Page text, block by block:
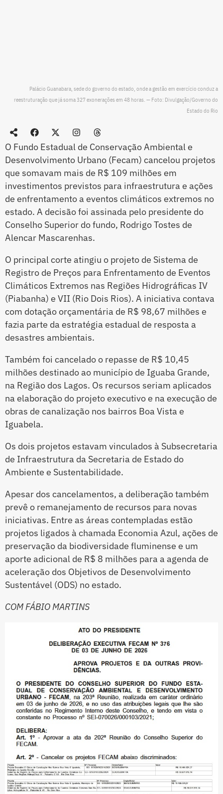
Palácio Guanabara, sede do governo do estado, onde a gestão em exercício conduz a
reestruturação que já soma 327 exonerações em 48 horas. — Foto: Divulgação/Governo do
Estado do Rio
O Fundo Estadual de Conservação Ambiental e
Desenvolvimento Urbano (Fecam) cancelou projetos
que somavam mais de R$ 109 milhões em
investimentos previstos para infraestrutura e ações
de enfrentamento a eventos climáticos extremos no
estado. A decisão foi assinada pelo presidente do
Conselho Superior do fundo, Rodrigo Tostes de
Alencar Mascarenhas.
O principal corte atingiu o projeto de Sistema de
Registro de Preços para Enfrentamento de Eventos
Climáticos Extremos nas Regiões Hidrográficas IV
(Piabanha) e VII (Rio Dois Rios). A iniciativa contava
com dotação orçamentária de R$ 98,67 milhões e
fazia parte da estratégia estadual de resposta a
desastres ambientais.
Também foi cancelado o repasse de R$ 10,45
milhões destinado ao município de Iguaba Grande,
na Região dos Lagos. Os recursos seriam aplicados
na elaboração do projeto executivo e na execução de
obras de canalização nos bairros Boa Vista e
Iguabela.
Os dois projetos estavam vinculados à Subsecretaria
de Infraestrutura da Secretaria de Estado do
Ambiente e Sustentabilidade.
Apesar dos cancelamentos, a deliberação também
prevê o remanejamento de recursos para novas
iniciativas. Entre as áreas contempladas estão
projetos ligados à chamada Economia Azul, ações de
preservação da biodiversidade fluminense e um
aporte adicional de R$ 8 milhões para a agenda de
aceleração dos Objetivos de Desenvolvimento
Sustentável (ODS) no estado.
COM FÁBIO MARTINS